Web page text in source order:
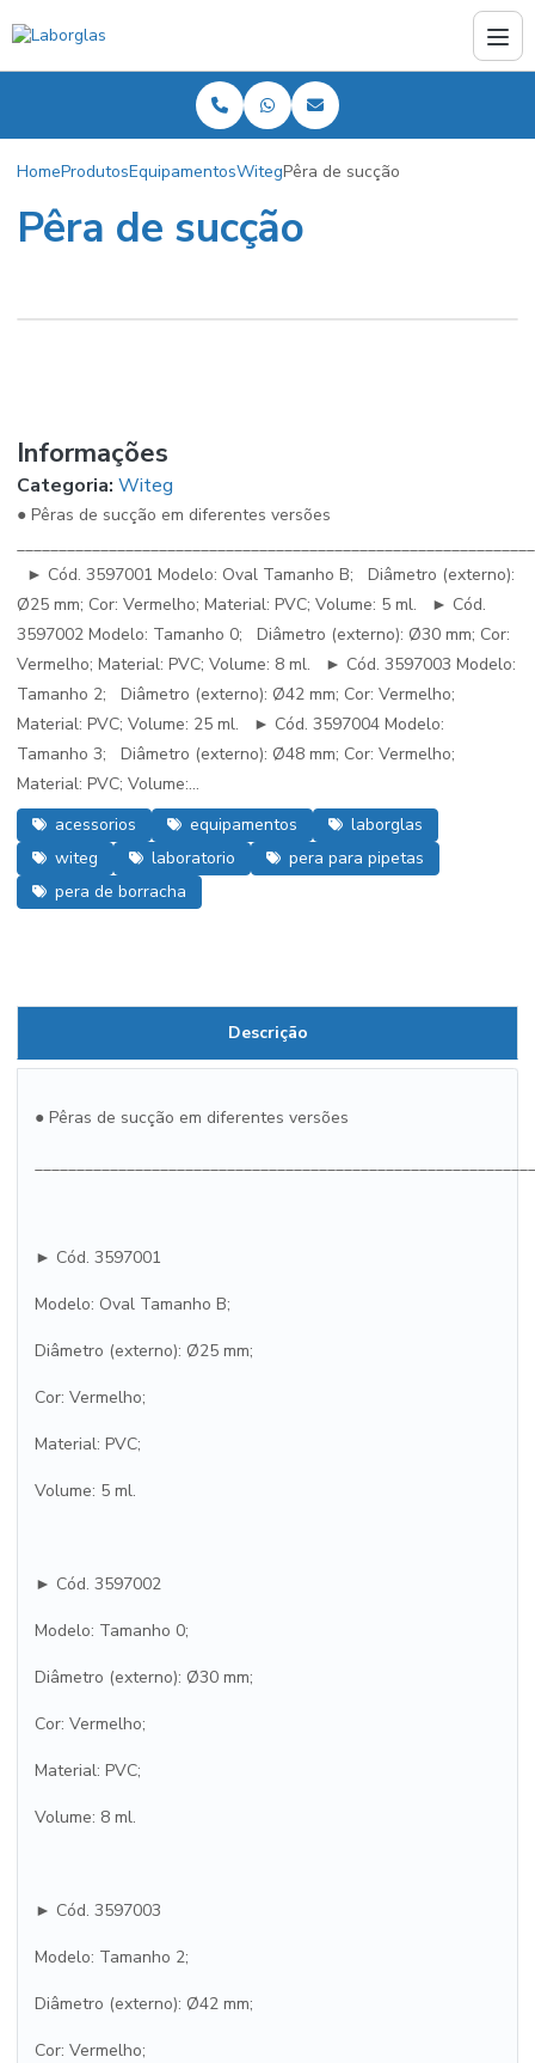
HomeProdutosEquipamentosWitegPêra de sucção
Pêra de sucção
Informações
Categoria: Witeg
● Pêras de sucção em diferentes versões
► Cód. 3597001 Modelo: Oval Tamanho B; Diâmetro (externo):
Ø25 mm; Cor: Vermelho; Material: PVC; Volume: 5 ml. ► Cód.
3597002 Modelo: Tamanho 0; Diâmetro (externo): Ø30 mm; Cor:
Vermelho; Material: PVC; Volume: 8 ml. ► Cód. 3597003 Modelo:
Tamanho 2; Diâmetro (externo): Ø42 mm; Cor: Vermelho;
Material: PVC; Volume: 25 ml. ► Cód. 3597004 Modelo:
Tamanho 3; Diâmetro (externo): Ø48 mm; Cor: Vermelho;
Material: PVC; Volume:...
acessorios
equipamentos
laborglas
witeg
laboratorio
pera para pipetas
pera de borracha
Descrição
● Pêras de sucção em diferentes versões
► Cód. 3597001
Modelo: Oval Tamanho B;
Diâmetro (externo): Ø25 mm;
Cor: Vermelho;
Material: PVC;
Volume: 5 ml.
► Cód. 3597002
Modelo: Tamanho 0;
Diâmetro (externo): Ø30 mm;
Cor: Vermelho;
Material: PVC;
Volume: 8 ml.
► Cód. 3597003
Modelo: Tamanho 2;
Diâmetro (externo): Ø42 mm;
Cor: Vermelho;